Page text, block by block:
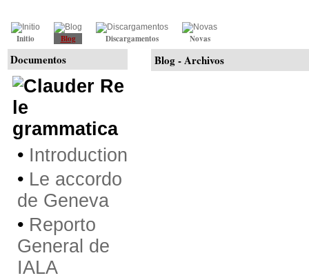
Initio Blog Discargamentos Novas
Documentos
Re
le
grammatica
• Introduction
• Le accordo
de Geneva
• Reporto
General de
IALA
Blog - Archivos